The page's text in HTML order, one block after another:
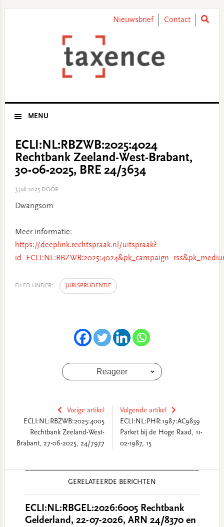
Nieuwsbrief Contact
MENU
ECLI:NL:RBZWB:2025:4024
Rechtbank Zeeland-West-Brabant,
30-06-2025, BRE 24/3634
3 juli 2025DOOR
Dwangsom
Meer informatie:
https://deeplink.rechtspraak.nl/uitspraak?
FILED UNDER: JURISPRUDENTIE
Reageer
Vorige artikel
ECLI:NL:RBZWB:2025:4005
Rechtbank Zeeland-West-
Brabant, 27-06-2025, 24/7977
Volgende artikel
ECLI:NL:PHR:1987:AC9839
Parket bij de Hoge Raad, 11-
02-1987, 15
GERELATEERDE BERICHTEN
ECLI:NL:RBGEL:2026:6005 Rechtbank
Gelderland, 22-07-2026, ARN 24/8370 en